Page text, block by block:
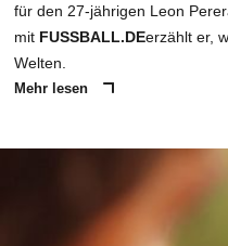
für den 27-jährigen Leon
mit FUSSBALL.DEerzählt er,
Welten.
Mehr lesen